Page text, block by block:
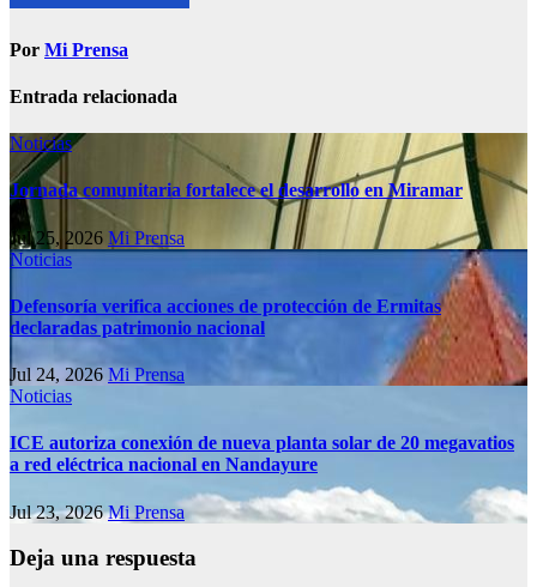
Por Mi Prensa
Entrada relacionada
Noticias
Jornada comunitaria fortalece el desarrollo en Miramar
Jul 25, 2026 Mi Prensa
Noticias
Defensoría verifica acciones de protección de Ermitas
declaradas patrimonio nacional
Jul 24, 2026Mi Prensa
Noticias
ICE autoriza conexión de nueva planta solar de 20 megavatios
a red eléctrica nacional en Nandayure
Jul 23, 2026Mi Prensa
Deja una respuesta